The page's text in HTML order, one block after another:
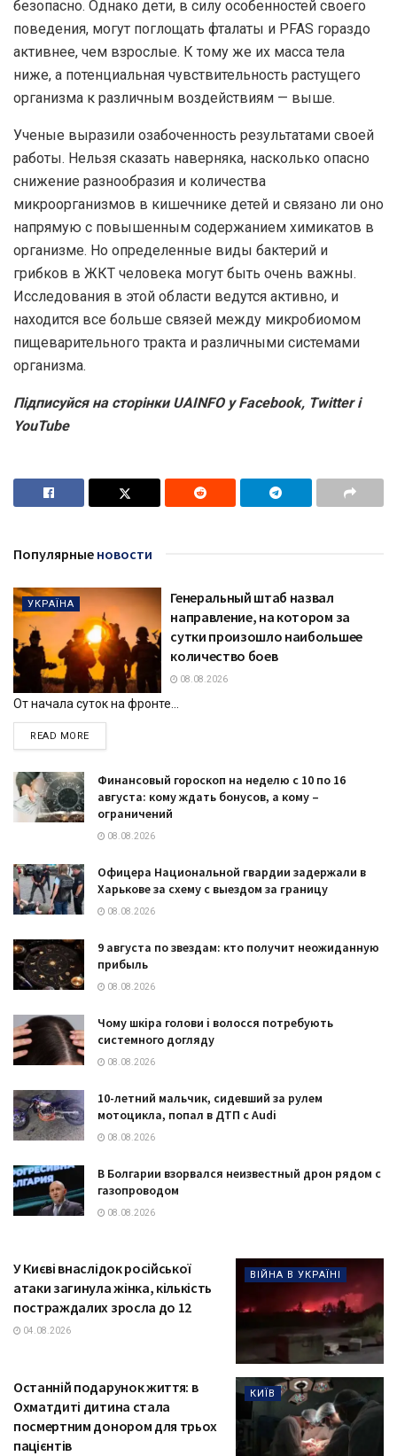
безопасно. Однако дети, в силу особенностей своего
поведения, могут поглощать фталаты и PFAS гораздо
активнее, чем взрослые. К тому же их масса тела
ниже, а потенциальная чувствительность растущего
организма к различным воздействиям — выше.
Ученые выразили озабоченность результатами своей
работы. Нельзя сказать наверняка, насколько опасно
снижение разнообразия и количества
микроорганизмов в кишечнике детей и связано ли оно
напрямую с повышенным содержанием химикатов в
организме. Но определенные виды бактерий и
грибков в ЖКТ человека могут быть очень важны.
Исследования в этой области ведутся активно, и
находится все больше связей между микробиомом
пищеварительного тракта и различными системами
организма.
Підписуйся на сторінки UAINFO у Facebook, Twitter і
YouTube
Популярные новости
УКРАЇНА
Генеральный штаб назвал
направление, на котором за
сутки произошло наибольшее
количество боев
08.08.2026
От начала суток на фронте...
READ MOREDETAILS
Финансовый гороскоп на неделю с 10 по 16
августа: кому ждать бонусов, а кому –
ограничений
08.08.2026
Офицера Национальной гвардии задержали в
Харькове за схему с выездом за границу
08.08.2026
9 августа по звездам: кто получит неожиданную
прибыль
08.08.2026
Чому шкіра голови і волосся потребують
системного догляду
08.08.2026
10-летний мальчик, сидевший за рулем
мотоцикла, попал в ДТП с Audi
08.08.2026
В Болгарии взорвался неизвестный дрон рядом с
газопроводом
08.08.2026
ВІЙНА В УКРАЇНІ
У Києві внаслідок російської
атаки загинула жінка, кількість
постраждалих зросла до 12
04.08.2026
КИЇВ
Останній подарунок життя: в
Охматдиті дитина стала
посмертним донором для трьох
пацієнтів